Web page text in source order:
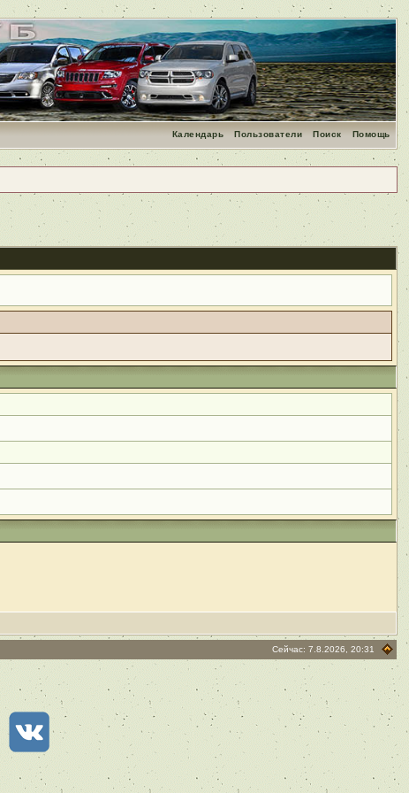
Помощь
Поиск
Пользователи
Календарь
Сейчас: 7.8.2026, 20:31